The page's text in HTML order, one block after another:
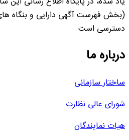
(بخش فهرست آگهی دارایی و بنگاه
دسترسی است.
درباره ما
ساختار سازمانی
شورای عالی نظارت
هیات نمایندگان